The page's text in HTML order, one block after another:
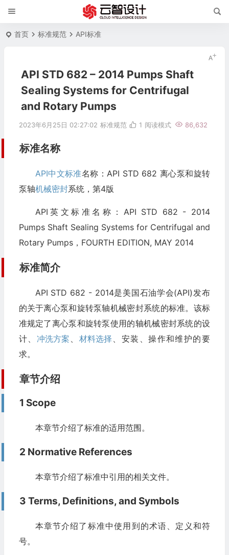
首页 标准规范 API标准
API STD 682 – 2014 Pumps Shaft
Sealing Systems for Centrifugal
and Rotary Pumps
2023年6月25日 02:27:02 标准规范 86,632
1 阅读模式
标准名称
API中文标准名称：API STD 682 离心泵和旋转
泵轴机械密封系统，第4版
API英文标准名称：API STD 682 - 2014
Pumps Shaft Sealing Systems for Centrifugal and
Rotary Pumps，FOURTH EDITION, MAY 2014
标准简介
API STD 682 - 2014是美国石油学会(API)发布
的关于离心泵和旋转泵轴机械密封系统的标准。该标
准规定了离心泵和旋转泵使用的轴机械密封系统的设
计、 冲洗方案 、 材料选择 、安装、操作和维护的要
求。
章节介绍
1 Scope
本章节介绍了标准的适用范围。
2 Normative References
本章节介绍了标准中引用的相关文件。
3 Terms, Definitions, and Symbols
本章节介绍了标准中使用到的术语、定义和符
号。